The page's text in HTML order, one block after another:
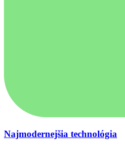
Najmodernejšia technológia